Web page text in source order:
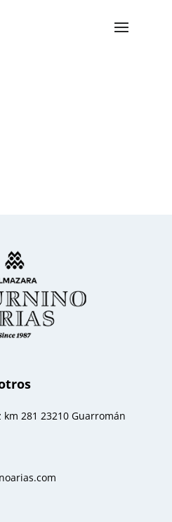
281 23210 Guarromán